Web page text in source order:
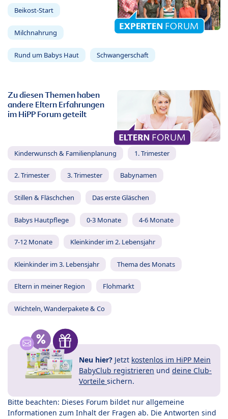
Beikost-Start
Milchnahrung
Rund um Babys Haut Schwangerschaft
Zu diesen Themen haben
andere Eltern Erfahrungen
im HiPP Forum geteilt
Kinderwunsch & Familienplanung 1. Trimester
2. Trimester 3. Trimester Babynamen
Stillen & Fläschchen Das erste Gläschen
Babys Hautpflege 0-3 Monate 4-6 Monate
7-12 Monate Kleinkinder im 2. Lebensjahr
Kleinkinder im 3. Lebensjahr Thema des Monats
Eltern in meiner Region Flohmarkt
Wichteln, Wanderpakete & Co
Neu hier? Jetzt kostenlos im HiPP Mein
BabyClub registrieren und deine Club-
Vorteile sichern.
Bitte beachten: Dieses Forum bildet nur allgemeine
Informationen zum Inhalt der Fragen ab. Die Antworten sind